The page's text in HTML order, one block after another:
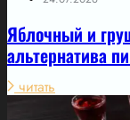
Яблочный и
альтернатива
читать